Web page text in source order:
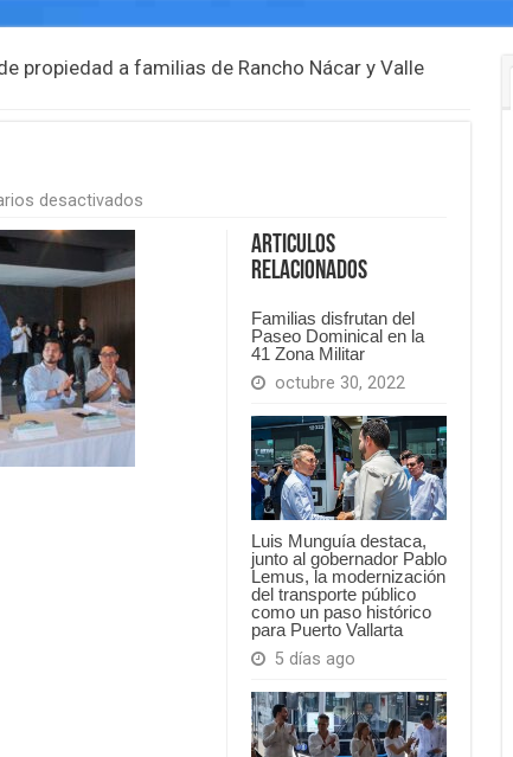
propiedad a familias de Rancho Nácar y Valle
desactivadosen
Articulos
Relacionados
Familias disfrutan del
Paseo Dominical en la
41 Zona Militar
octubre 30, 2022
Luis Munguía destaca,
junto al gobernador Pablo
Lemus, la modernización
del transporte público
como un paso histórico
para Puerto Vallarta
5 días ago